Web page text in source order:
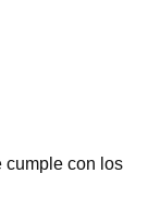
cumple con los